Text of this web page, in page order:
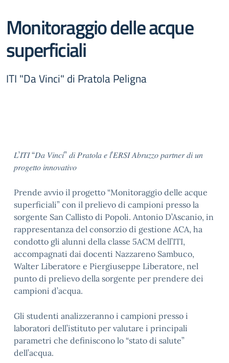
Monitoraggio delle acque
superficiali
ITI "Da Vinci" di Pratola Peligna
𝐿’𝐼𝑇𝐼 “𝐷𝑎 𝑉𝑖𝑛𝑐𝑖” 𝑑𝑖 𝑃𝑟𝑎𝑡𝑜𝑙𝑎 𝑒 𝑙’𝐸𝑅𝑆𝐼 𝐴𝑏𝑟𝑢𝑧𝑧𝑜 𝑝𝑎𝑟𝑡𝑛𝑒𝑟 𝑑𝑖 𝑢𝑛
𝑝𝑟𝑜𝑔𝑒𝑡𝑡𝑜 𝑖𝑛𝑛𝑜𝑣𝑎𝑡𝑖𝑣𝑜
Prende avvio il progetto “Monitoraggio delle acque
superficiali” con il prelievo di campioni presso la
sorgente San Callisto di Popoli. Antonio D’Ascanio, in
rappresentanza del consorzio di gestione ACA, ha
condotto gli alunni della classe 5ACM dell’ITI,
accompagnati dai docenti Nazzareno Sambuco,
Walter Liberatore e Piergiuseppe Liberatore, nel
punto di prelievo della sorgente per prendere dei
campioni d’acqua.
Gli studenti analizzeranno i campioni presso i
laboratori dell’istituto per valutare i principali
parametri che definiscono lo “stato di salute”
dell’acqua.